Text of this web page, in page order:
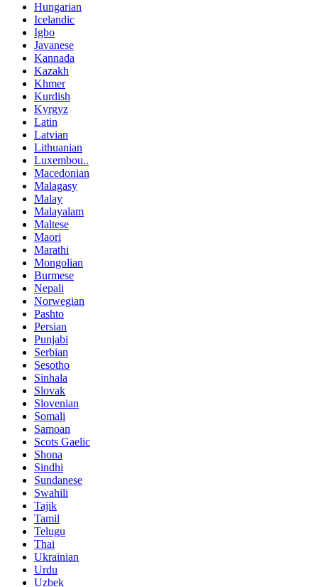
Hungarian
Icelandic
Igbo
Javanese
Kannada
Kazakh
Khmer
Kurdish
Kyrgyz
Latin
Latvian
Lithuanian
Luxembou..
Macedonian
Malagasy
Malay
Malayalam
Maltese
Maori
Marathi
Mongolian
Burmese
Nepali
Norwegian
Pashto
Persian
Punjabi
Serbian
Sesotho
Sinhala
Slovak
Slovenian
Somali
Samoan
Scots Gaelic
Shona
Sindhi
Sundanese
Swahili
Tajik
Tamil
Telugu
Thai
Ukrainian
Urdu
Uzbek